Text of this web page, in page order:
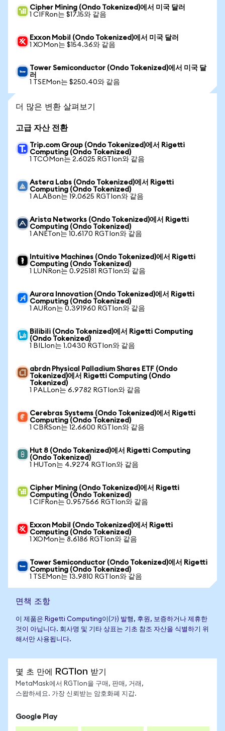
Cipher Mining (Ondo Tokenized)에서 미국 달러
1 CIFRon는 $17.15와 같음
Exxon Mobil (Ondo Tokenized)에서 미국 달러
1 XOMon는 $154.36와 같음
Tower Semiconductor (Ondo Tokenized)에서 미국 달
러
1 TSEMon는 $250.40와 같음
더 많은 변환 살펴보기
고급 자산 전환
Trip.com Group (Ondo Tokenized)에서 Rigetti
Computing (Ondo Tokenized)
1 TCOMon는 2.6025 RGTIon와 같음
Astera Labs (Ondo Tokenized)에서 Rigetti
Computing (Ondo Tokenized)
1 ALABon는 19.0625 RGTIon와 같음
Arista Networks (Ondo Tokenized)에서 Rigetti
Computing (Ondo Tokenized)
1 ANETon는 10.6170 RGTIon와 같음
Intuitive Machines (Ondo Tokenized)에서 Rigetti
Computing (Ondo Tokenized)
1 LUNRon는 0.925181 RGTIon와 같음
Aurora Innovation (Ondo Tokenized)에서 Rigetti
Computing (Ondo Tokenized)
1 AURon는 0.391960 RGTIon와 같음
Bilibili (Ondo Tokenized)에서 Rigetti Computing
(Ondo Tokenized)
1 BILIon는 1.0430 RGTIon와 같음
abrdn Physical Palladium Shares ETF (Ondo
Tokenized)에서 Rigetti Computing (Ondo
Tokenized)
1 PALLon는 6.9782 RGTIon와 같음
Cerebras Systems (Ondo Tokenized)에서 Rigetti
Computing (Ondo Tokenized)
1 CBRSon는 12.6600 RGTIon와 같음
Hut 8 (Ondo Tokenized)에서 Rigetti Computing
(Ondo Tokenized)
1 HUTon는 4.9274 RGTIon와 같음
Cipher Mining (Ondo Tokenized)에서 Rigetti
Computing (Ondo Tokenized)
1 CIFRon는 0.957566 RGTIon와 같음
Exxon Mobil (Ondo Tokenized)에서 Rigetti
Computing (Ondo Tokenized)
1 XOMon는 8.6186 RGTIon와 같음
Tower Semiconductor (Ondo Tokenized)에서 Rigetti
Computing (Ondo Tokenized)
1 TSEMon는 13.9810 RGTIon와 같음
면책 조항
이 제품은 Rigetti Computing이(가) 발행, 후원, 보증하거나 제휴한
것이 아닙니다. 회사명 및 기타 상표는 기초 참조 자산을 식별하기 위
해서만 사용됩니다.
몇 초 만에 RGTIon 받기
MetaMask에서 RGTIon을 구매, 판매, 거래,
스왑하세요. 가장 신뢰받는 암호화폐 지갑.
Google Play